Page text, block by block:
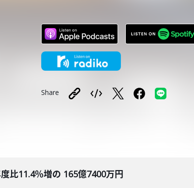
Share
比11.4％増の 165億7400万円